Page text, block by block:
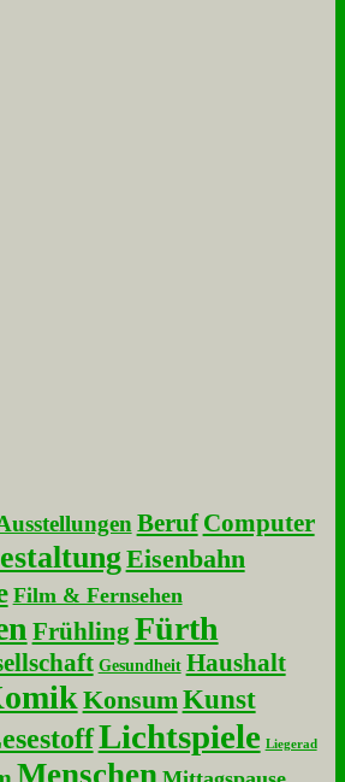
Beruf Computer
Eisenbahn
Film & Fernsehen
Frühling Fürth
Gesundheit Haushalt
KonsumKunst
Lichtspiele Liegerad